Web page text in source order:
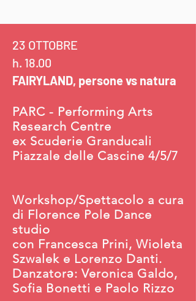
23 OTTOBRE
h. 18.00
FAIRYLAND, persone vs natura
PARC - Performing Arts
Research Centre
ex Scuderie Granducali
Piazzale delle Cascine 4/5/7
Workshop/Spettacolo a cura
di Florence Pole Dance
studio
con Francesca Prini, Wioleta
Szwalek e Lorenzo Danti.
Danzatorə: Veronica Galdo,
Sofia Bonetti e Paolo Rizzo